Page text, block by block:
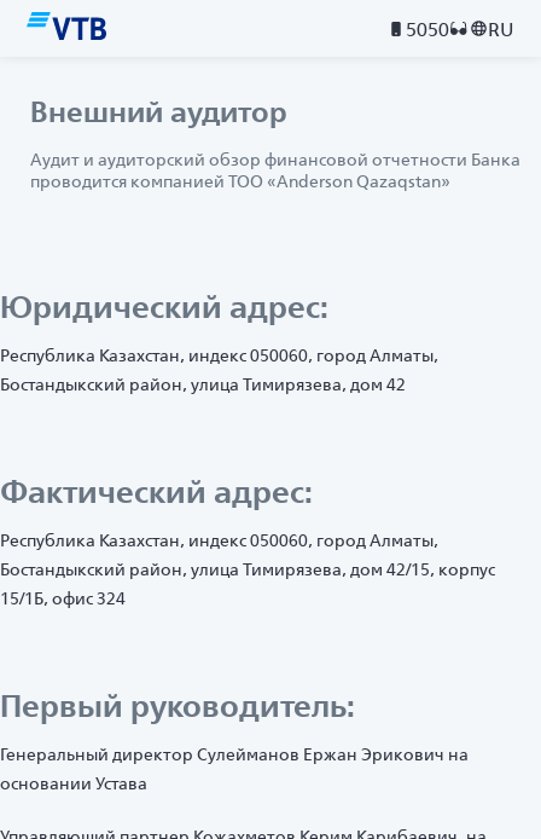
5050 RU
Внешний аудитор
Аудит и аудиторский обзор финансовой отчетности Банка
проводится компанией ТОО «Anderson Qazaqstan»
Юридический адрес:
Республика Казахстан, индекс 050060, город Алматы,
Бостандыкский район, улица Тимирязева, дом 42
Фактический адрес:
Республика Казахстан, индекс 050060, город Алматы,
Бостандыкский район, улица Тимирязева, дом 42/15, корпус
15/1Б, офис 324
Первый руководитель:
Генеральный директор Сулейманов Ержан Эрикович на
основании Устава